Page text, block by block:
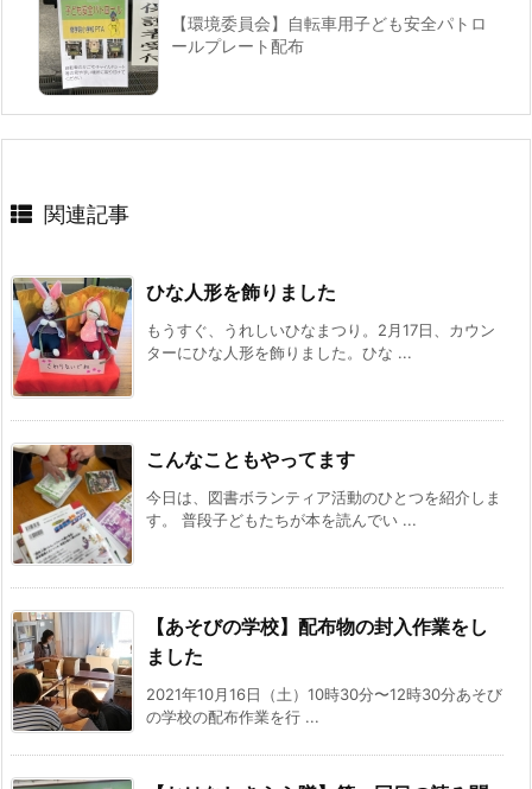
【環境委員会】自転車用子ども安全パトロ
ールプレート配布
関連記事
ひな人形を飾りました
もうすぐ、うれしいひなまつり。2月17日、カウン
ターにひな人形を飾りました。ひな ...
こんなこともやってます
今日は、図書ボランティア活動のひとつを紹介しま
す。 普段子どもたちが本を読んでい ...
【あそびの学校】配布物の封入作業をし
ました
2021年10月16日（土）10時30分〜12時30分あそび
の学校の配布作業を行 ...